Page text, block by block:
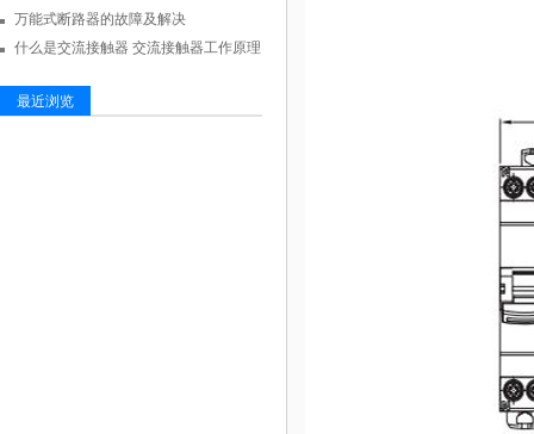
万能式断路器的故障及解决
什么是交流接触器 交流接触器工作原理
最近浏览